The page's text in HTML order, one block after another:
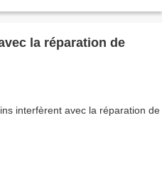
la réparation de